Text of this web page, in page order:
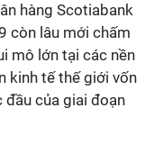
hàng Scotiabank
còn lâu mới chấm
mô lớn tại các nền
kinh tế thế giới vốn
của giai đoạn